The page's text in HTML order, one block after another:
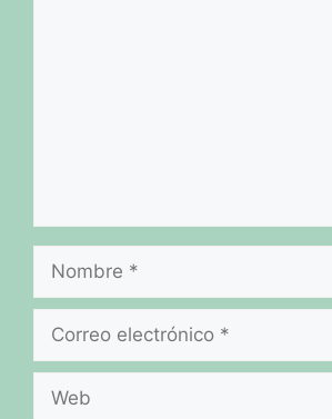
Nombre
Correo
Web